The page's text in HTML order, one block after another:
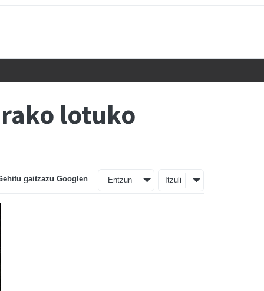
lotuko
gaitzazu Googlen Entzun Itzuli